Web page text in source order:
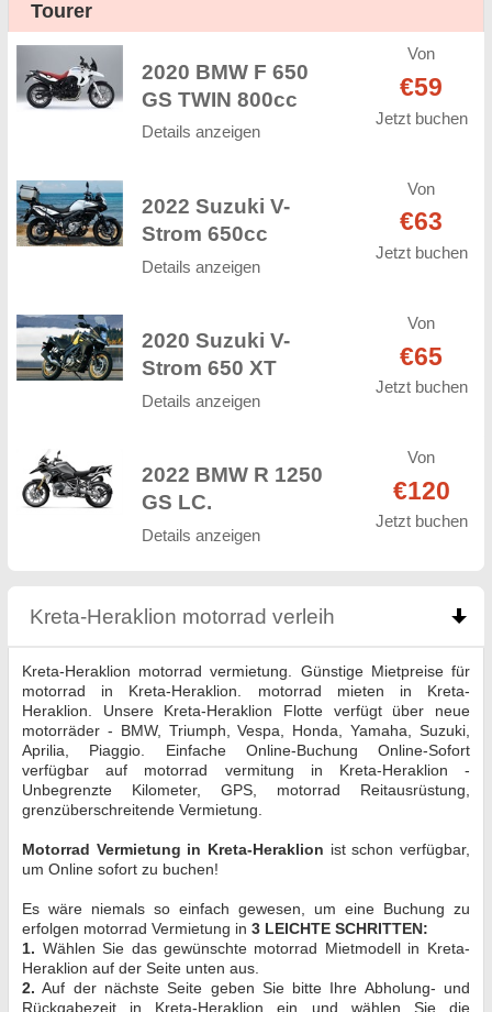
Tourer
2020 BMW F 650
GS TWIN 800cc
Details anzeigen
Von
€59
Jetzt buchen
2022 Suzuki V-
Strom 650cc
Details anzeigen
Von
€63
Jetzt buchen
2020 Suzuki V-
Strom 650 XT
Details anzeigen
Von
€65
Jetzt buchen
2022 BMW R 1250
GS LC.
Details anzeigen
Von
€120
Jetzt buchen
Kreta-Heraklion motorrad verleih click to
Kreta-Heraklion motorrad vermietung. Günstige Mietpreise für
motorrad in Kreta-Heraklion. motorrad mieten in Kreta-
Heraklion. Unsere Kreta-Heraklion Flotte verfügt über neue
motorräder - BMW, Triumph, Vespa, Honda, Yamaha, Suzuki,
Aprilia, Piaggio. Einfache Online-Buchung Online-Sofort
verfügbar auf motorrad vermitung in Kreta-Heraklion -
Unbegrenzte Kilometer, GPS, motorrad Reitausrüstung,
grenzüberschreitende Vermietung.
Motorrad Vermietung in Kreta-Heraklion ist schon verfügbar,
um Online sofort zu buchen!
Es wäre niemals so einfach gewesen, um eine Buchung zu
erfolgen motorrad Vermietung in3 LEICHTE SCHRITTEN:
1. Wählen Sie das gewünschte motorrad Mietmodell in Kreta-
Heraklion auf der Seite unten aus.
2. Auf der nächste Seite geben Sie bitte Ihre Abholung- und
Rückgabezeit in Kreta-Heraklion ein und wählen Sie die